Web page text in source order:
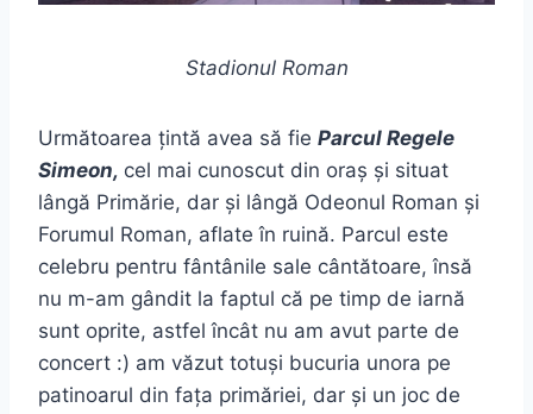
Stadionul Roman
Următoarea țintă avea să fie Parcul Regele
Simeon, cel mai cunoscut din oraș și situat
lângă Primărie, dar și lângă Odeonul Roman și
Forumul Roman, aflate în ruină. Parcul este
celebru pentru fântânile sale cântătoare, însă
nu m-am gândit la faptul că pe timp de iarnă
sunt oprite, astfel încât nu am avut parte de
concert :) am văzut totuși bucuria unora pe
patinoarul din fața primăriei, dar și un joc de